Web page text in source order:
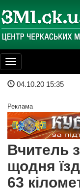
Toggle
navigation
04.10.20 15:35
Реклама
Вчитель
щодня
63